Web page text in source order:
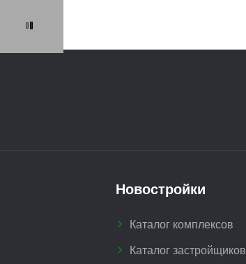
Новостройки
Каталог комплексов
Каталог застройщиков